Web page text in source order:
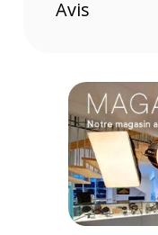
Conçu pour
vibrations rotatives
mécaniques,
consommation
au sein de systèmes
Caractéristiques du
To 7200RPM 512Mo
Avis